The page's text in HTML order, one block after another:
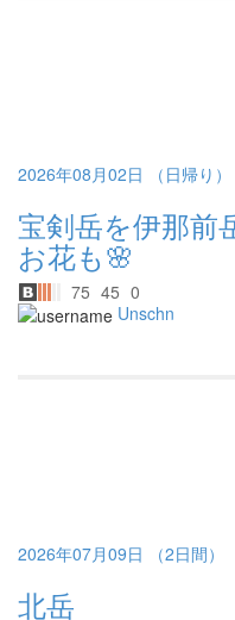
2026年08月02日 （日帰り）
宝剣岳を伊那
お花も🌸
75 45 0
Unschn
2026年07月09日 （2日間）
北岳